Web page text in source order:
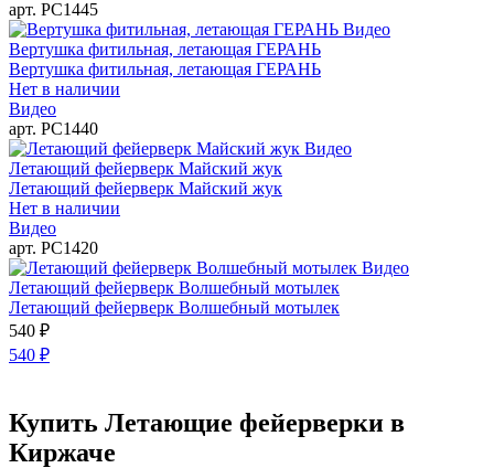
арт. РС1445
Видео
Вертушка фитильная, летающая ГЕРАНЬ
Вертушка фитильная, летающая ГЕРАНЬ
Нет в наличии
Видео
арт. РС1440
Видео
Летающий фейерверк Майский жук
Летающий фейерверк Майский жук
Нет в наличии
Видео
арт. РС1420
Видео
Летающий фейерверк Волшебный мотылек
Летающий фейерверк Волшебный мотылек
540 ₽
540 ₽
Купить Летающие фейерверки в
Киржаче